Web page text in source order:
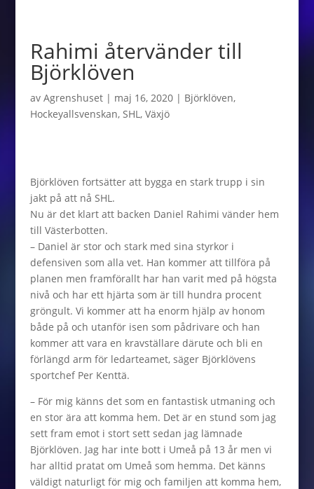
Rahimi återvänder till
Björklöven
av Agrenshuset| maj 16, 2020| Björklöven,
Hockeyallsvenskan, SHL, Växjö
Björklöven fortsätter att bygga en stark trupp i sin
jakt på att nå SHL.
Nu är det klart att backen Daniel Rahimi vänder hem
till Västerbotten.
– Daniel är stor och stark med sina styrkor i
defensiven som alla vet. Han kommer att tillföra på
planen men framförallt har han varit med på högsta
nivå och har ett hjärta som är till hundra procent
gröngult. Vi kommer att ha enorm hjälp av honom
både på och utanför isen som pådrivare och han
kommer att vara en kravställare därute och bli en
förlängd arm för ledarteamet, säger Björklövens
sportchef Per Kenttä.
– För mig känns det som en fantastisk utmaning och
en stor ära att komma hem. Det är en stund som jag
sett fram emot i stort sett sedan jag lämnade
Björklöven. Jag har inte bott i Umeå på 13 år men vi
har alltid pratat om Umeå som hemma. Det känns
väldigt naturligt för mig och familjen att komma hem,